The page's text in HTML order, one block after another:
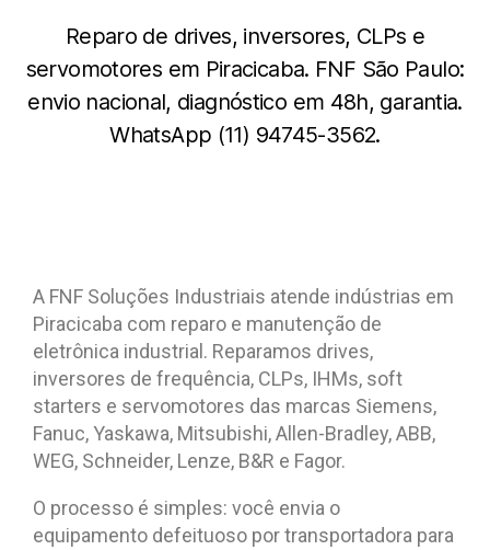
Reparo de drives, inversores, CLPs e
servomotores em Piracicaba. FNF São Paulo:
envio nacional, diagnóstico em 48h, garantia.
WhatsApp (11) 94745-3562.
A FNF Soluções Industriais atende indústrias em
Piracicaba com reparo e manutenção de
eletrônica industrial. Reparamos drives,
inversores de frequência, CLPs, IHMs, soft
starters e servomotores das marcas Siemens,
Fanuc, Yaskawa, Mitsubishi, Allen-Bradley, ABB,
WEG, Schneider, Lenze, B&R e Fagor.
O processo é simples: você envia o
equipamento defeituoso por transportadora para